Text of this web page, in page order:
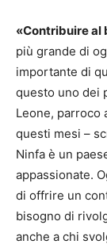
«Contribuire al
più grande di
importante di
questo uno dei
Leone, parroco
questi mesi –
Ninfa è un
appassionate.
di offrire un
bisogno di
anche a chi